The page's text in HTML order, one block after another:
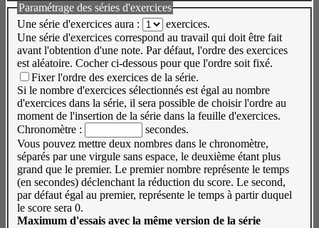
Paramétrage des séries d'exercices
Une série d'exercices aura :
exercices.
Une série d'exercices correspond au travail qui doit être fait
avant l'obtention d'une note. Par défaut, l'ordre des exercices
est aléatoire. Cocher ci-dessous pour que l'ordre soit fixé.
Fixer l'ordre des exercices de la série.
Si le nombre d'exercices sélectionnés est égal au nombre
d'exercices dans la série, il sera possible de choisir l'ordre au
moment de l'insertion de la série dans la feuille d'exercices.
Chronomètre :
secondes.
Vous pouvez mettre deux nombres dans le chronomètre,
séparés par une virgule sans espace, le deuxième étant plus
grand que le premier. Le premier nombre représente le temps
(en secondes) déclenchant la réduction du score. Le second,
par défaut égal au premier, représente le temps à partir duquel
le score sera 0.
Maximum d'essais avec la même version de la série